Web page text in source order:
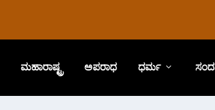
ಮಹಾರಾಷ್ಟ್ರ ಅಪರಾಧ ಧರ್ಮ